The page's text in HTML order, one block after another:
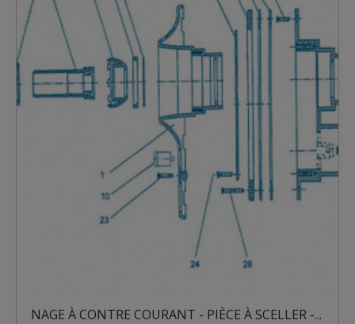
À CONTRE COURANT - PIÈCE À SCELLER -...